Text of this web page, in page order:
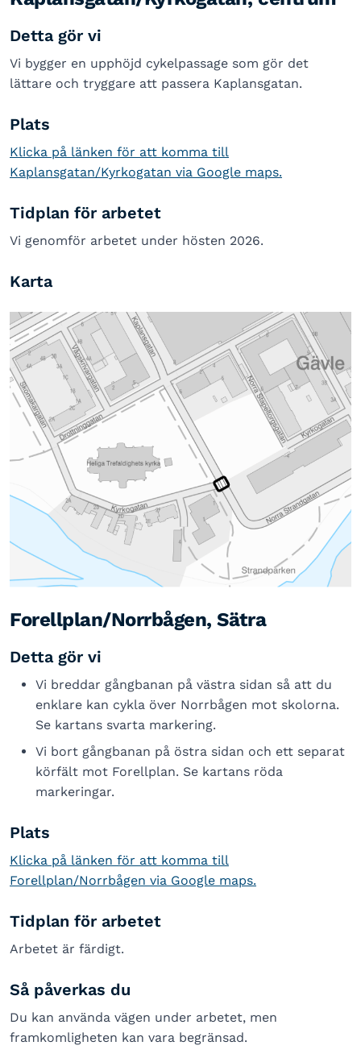
Detta gör vi
Vi bygger en upphöjd cykelpassage som gör det
lättare och tryggare att passera Kaplansgatan.
Plats
Klicka på länken för att komma till
Kaplansgatan/Kyrkogatan via Google maps.
Tidplan för arbetet
Vi genomför arbetet under hösten 2026.
Karta
Forellplan/Norrbågen, Sätra
Detta gör vi
Vi breddar gångbanan på västra sidan så att du
enklare kan cykla över Norrbågen mot skolorna.
Se kartans svarta markering.
Vi bort gångbanan på östra sidan och ett separat
körfält mot Forellplan. Se kartans röda
markeringar.
Plats
Klicka på länken för att komma till
Forellplan/Norrbågen via Google maps.
Tidplan för arbetet
Arbetet är färdigt.
Så påverkas du
Du kan använda vägen under arbetet, men
framkomligheten kan vara begränsad.